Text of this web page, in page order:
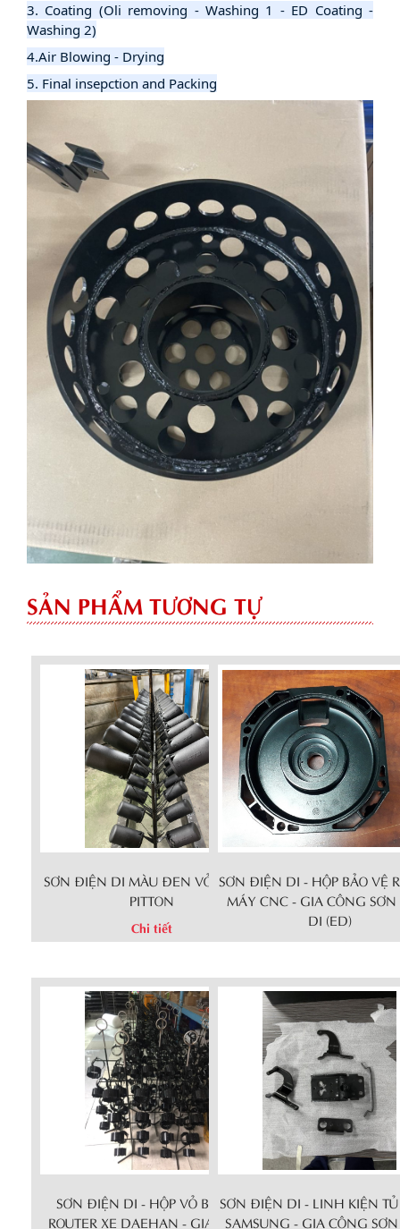
3. Coating (Oli removing - Washing 1 - ED Coating -
Washing 2)
4.Air Blowing - Drying
5. Final insepction and Packing
SẢN PHẨM TƯƠNG TỰ
SƠN ĐIỆN DI MÀU ĐEN VỎ MOTOR
PITTON
Chi tiết
SƠN ĐIỆN DI - HỘP BẢO VỆ
MÁY CNC - GIA CÔNG
DI (ED)
Chi tiết
SƠN ĐIỆN DI - HỘP VỎ BẢO VỆ
ROUTER XE DAEHAN - GIA CÔNG
SƠN ĐIỆN DI - LINH KIỆN
SAMSUNG - GIA CÔNG